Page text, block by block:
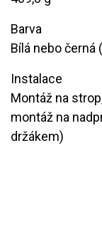
Barva
Bílá nebo černá
Instalace
Montáž na
montáž na
držákem)